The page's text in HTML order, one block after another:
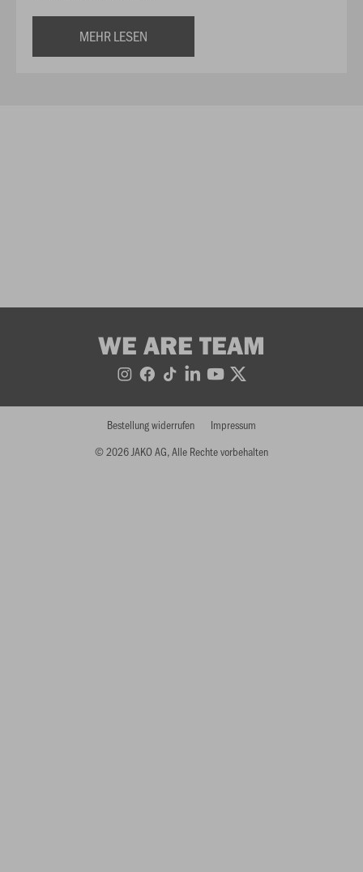
MEHR LESEN
WE ARE TEAM
© 2026 JAKO AG, Alle Rechte vorbehalten
Bestellung widerrufen Impressum